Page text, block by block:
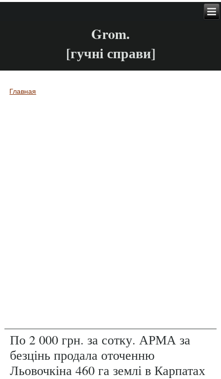
Grom.
[гучні справи]
Вы здесь
Главная
По 2 000 грн. за сотку. АРМА за
безцінь продала оточенню
Льовочкіна 460 га землі в Карпатах